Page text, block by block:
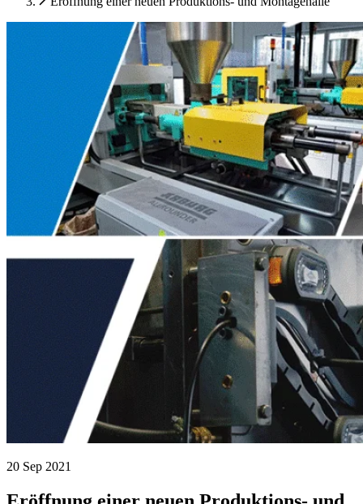
20 Sep 2021